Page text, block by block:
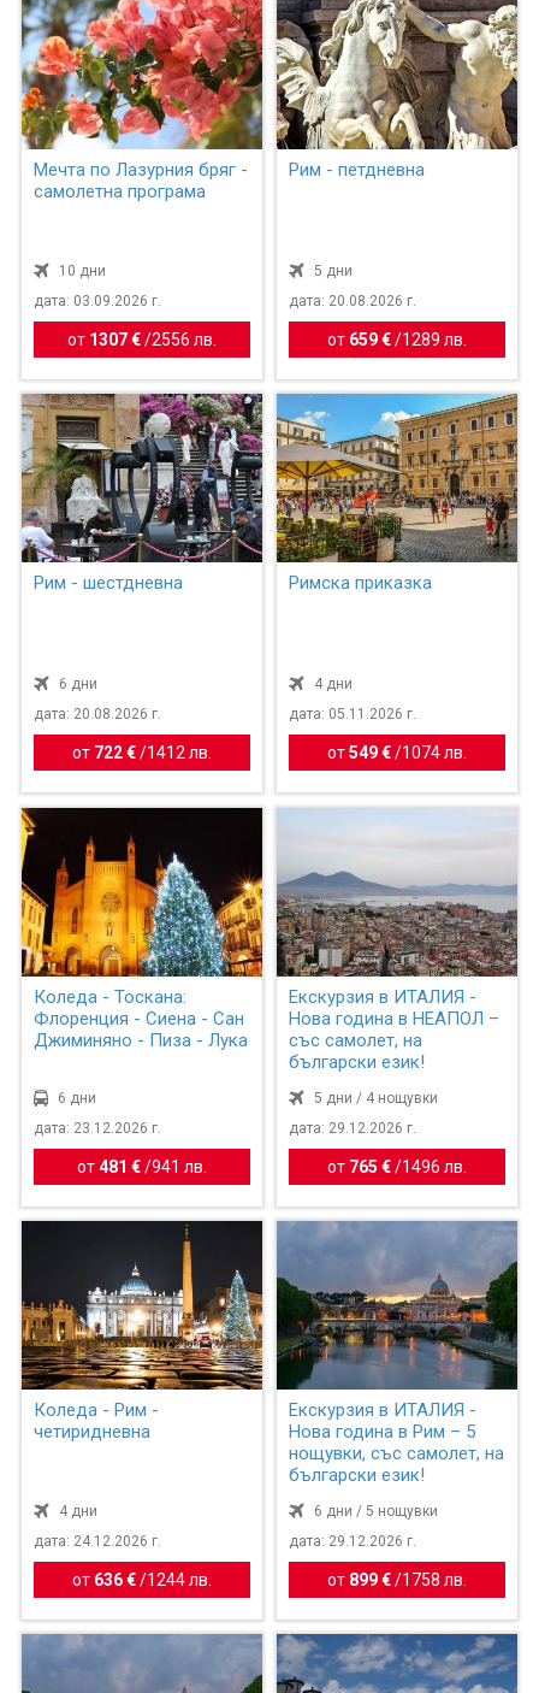
Мечта по Лазурния бряг -
самолетна програма
10 дни
дата: 03.09.2026 г.
от 1307 € /2556 лв.
Рим - петдневна
5 дни
дата: 20.08.2026 г.
от 659 €/ 1289 лв.
Рим - шестдневна
6 дни
дата: 20.08.2026 г.
от 722 € / 1412 лв.
Римска приказка
4 дни
дата: 05.11.2026 г.
от549 €/ 1074 лв.
Коледа - Тоскана:
Флоренция - Сиена - Сан
Джиминяно - Пиза - Лука
6 дни
дата: 23.12.2026 г.
от481 € /941 лв.
Екскурзия в ИТАЛИЯ -
Нова година в НЕАПОЛ –
със самолет, на
български език!
5 дни / 4 нощувки
дата: 29.12.2026 г.
от 765 €/ 1496 лв.
Коледа - Рим -
четиридневна
4 дни
дата: 24.12.2026 г.
от 636 € / 1244 лв.
Екскурзия в ИТАЛИЯ -
Нова година в Рим – 5
нощувки, със самолет, на
български език!
6 дни / 5 нощувки
дата: 29.12.2026 г.
от 899 €/ 1758 лв.